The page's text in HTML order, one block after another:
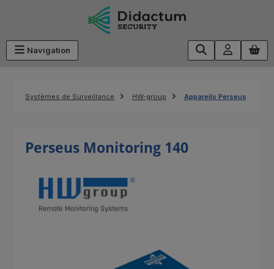
Passer au contenu principal
Navigation
Systèmes de Surveillance HW-group Appareils Perseus
Perseus Monitoring 140